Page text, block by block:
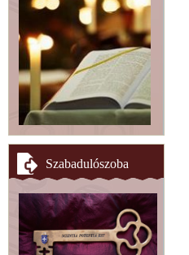
Szabadulószoba